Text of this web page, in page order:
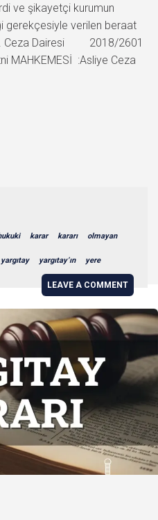
ve şikayetçi kurumun
gerekçesiyle verilen beraat
8. Ceza Dairesi 2018/2601
MAHKEMESİ :Asliye Ceza
karar kararı olmayan
yargıtay yargıtay’ın yere
LEAVE A COMMENT